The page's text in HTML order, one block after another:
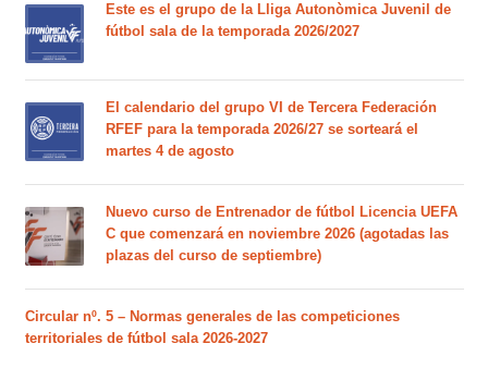
Este es el grupo de la Lliga Autonòmica Juvenil de
fútbol sala de la temporada 2026/2027
El calendario del grupo VI de Tercera Federación
RFEF para la temporada 2026/27 se sorteará el
martes 4 de agosto
Nuevo curso de Entrenador de fútbol Licencia UEFA
C que comenzará en noviembre 2026 (agotadas las
plazas del curso de septiembre)
Circular nº. 5 – Normas generales de las competiciones
territoriales de fútbol sala 2026-2027